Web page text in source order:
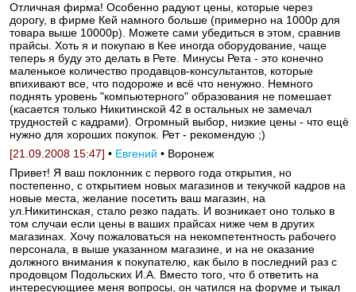
Отличная фирма! Особенно радуют цены, которые через
дорогу, в фирме Кей намного больше (примерно на 1000р для
товара выше 10000р). Можете сами убедиться в этом, сравнив
прайсы. Хоть я и покупаю в Кее иногда оборудование, чаще
теперь я буду это делать в Рете. Минусы Рета - это конечно
маленькое количество продавцов-консультантов, которые
впихивают все, что подороже и всё что ненужно. Немного
поднять уровень "компьютерного" образования не помешает
(касается только Никитинской 42 в остальных не замечал
трудностей с кадрами). Огромный выбор, низкие цены - что ещё
нужно для хороших покупок. Рет - рекомендую ;)
[21.09.2008 15:47] • Евгений • Воронеж
Привет! Я ваш поклонник с первого года открытия, но
постепенно, с открытием новых магазинов и текучкой кадров на
новые места, желание посетить ваш магазин, на
ул.Никитинская, стало резко падать. И возникает оно только в
том случаи если цены в ваших прайсах ниже чем в других
магазинах. Хочу пожаловаться на некомпетентность рабочего
персонала, в выше указанном магазине, и на не оказание
должного внимания к покупателю, как было в последний раз с
продовцом Подольских И.А. Вместо того, что б ответить на
интересующиее меня вопросы, он чатился на форуме и тыкал